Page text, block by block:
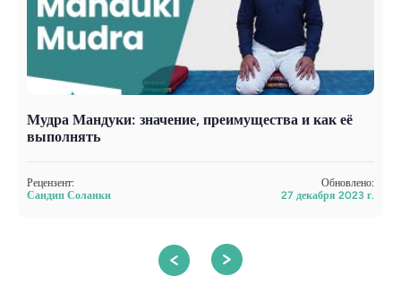
Мудра Мандуки: значение, преимущества и как её
выполнять
Рецензент:
Сандип Соланки
Обновлено:
27 декабря 2023 г.